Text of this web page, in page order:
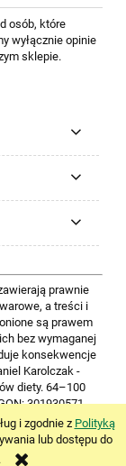
i zgodnie z Polityką
lub dostępu do
osób, które
wyłącznie opinie
sklepie.
prawnie
a treści i
są prawem
bez wymaganej
konsekwencje
Karolczak -
diety. 64–100
301930571.
przez